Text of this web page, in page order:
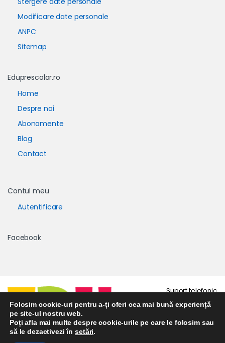
Modificare date personale
ANPC
Sitemap
Eduprescolar.ro
Home
Despre noi
Abonamente
Blog
Contact
Contul meu
Autentificare
Facebook
Suport telefonic
0723 671 102
Folosim cookie-uri pentru a-ți oferi cea mai bună experiență
pe site-ul nostru web.
Poți afla mai multe despre cookie-urile pe care le folosim sau
să le dezactivezi însetări.